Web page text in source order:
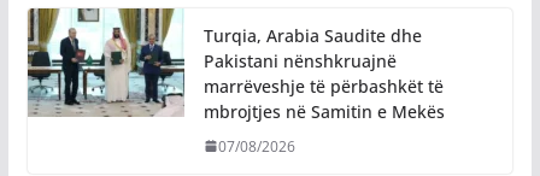
Turqia, Arabia Saudite dhe
Pakistani nënshkruajnë
marrëveshje të përbashkët të
mbrojtjes në Samitin e Mekës
07/08/2026